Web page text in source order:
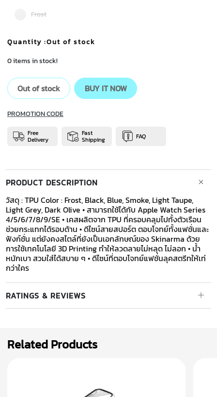
Frost
Quantity :Out of stock
0 items in stock!
Out of stock BUY IT NOW
PROMOTION CODE
Free
Delivery
Fast
Shipping FAQ
PRODUCT DESCRIPTION
วัสดุ : TPU Color : Frost, Black, Blue, Smoke, Light Taupe,
Light Grey, Dark Olive • สามารถใช้ได้กับ Apple Watch Series
4/5/6/7/8/9/SE • เคสผลิตจาก TPU ที่ครอบคลุมไปทั้งตัวเรือน
ช่วยกระแทกได้รอบด้าน • ดีไซน์สายสปอร์ต ตอบโจทย์ทั้งแฟชั่นและ
ฟังก์ชั่น แต่ยังคงสไตล์ที่ยังเป็นเอกลักษณ์ของ Skinarma ด้วย
การใช้เทคโนโลยี 3D Printing ทำให้ลวดลายไม่หลุด ไม่ลอก • น้ำ
หนักเบา สวมใส่ได้สบาย ๆ • ดีไซน์ที่ตอบโจทย์แฟชั่นลุคสตรีทให้เท่
กว่าใคร
RATINGS & REVIEWS
Related Products